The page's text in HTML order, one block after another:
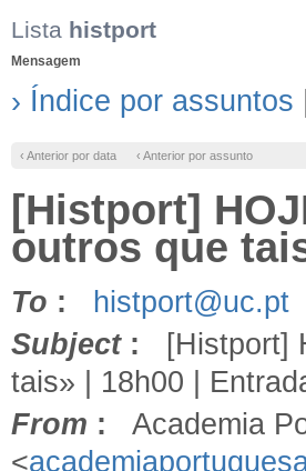
Lista histport
Mensagem
› Índice por assuntos
‹ Anterior por data ‹ Anterior por assunto
[Histport]
outros que
To :
histport@uc.pt
Subject: [Histport]
tais» | 18h00 |
From : Academia
<